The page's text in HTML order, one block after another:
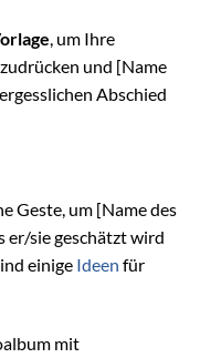
, um Ihre
und [Name
Abschied
Geste, um [Name des
er/sie geschätzt wird
einige Ideen für
mit